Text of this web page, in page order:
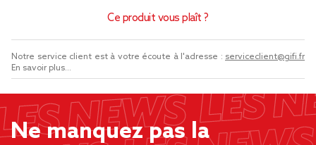
Ce produit vous plaît ?
Notre service client est à votre écoute à l'adresse : serviceclient@gifi.fr
En savoir plus...
Ne manquez pas la